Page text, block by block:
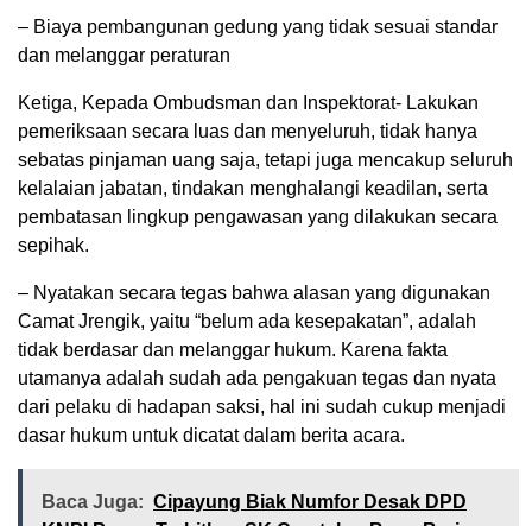
– Biaya pembangunan gedung yang tidak sesuai standar
dan melanggar peraturan
Ketiga, Kepada Ombudsman dan Inspektorat- Lakukan
pemeriksaan secara luas dan menyeluruh, tidak hanya
sebatas pinjaman uang saja, tetapi juga mencakup seluruh
kelalaian jabatan, tindakan menghalangi keadilan, serta
pembatasan lingkup pengawasan yang dilakukan secara
sepihak.
– Nyatakan secara tegas bahwa alasan yang digunakan
Camat Jrengik, yaitu “belum ada kesepakatan”, adalah
tidak berdasar dan melanggar hukum. Karena fakta
utamanya adalah sudah ada pengakuan tegas dan nyata
dari pelaku di hadapan saksi, hal ini sudah cukup menjadi
dasar hukum untuk dicatat dalam berita acara.
Baca Juga: Cipayung Biak Numfor Desak DPD